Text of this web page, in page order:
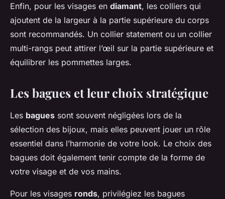
Enfin, pour les visages en diamant, les colliers qui
ajoutent de la largeur à la partie supérieure du corps
sont recommandés. Un collier statement ou un collier
multi-rangs peut attirer l’œil sur la partie supérieure et
équilibrer les pommettes larges.
Les bagues et leur choix stratégique
Les bagues sont souvent négligées lors de la
sélection des bijoux, mais elles peuvent jouer un rôle
essentiel dans l’harmonie de votre look. Le choix des
bagues doit également tenir compte de la forme de
votre visage et de vos mains.
Pour les visages ronds, privilégiez les bagues